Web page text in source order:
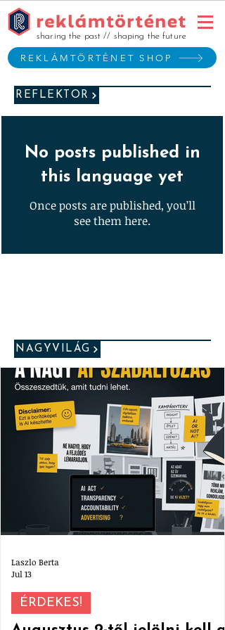
REKLÁMTÖRTÉNET SHOP
sharing the past // shaping the future
REFLEKTOR
No posts published in
this language yet
Once posts are published, you’ll
see them here.
NAGYVILÁG
ÉRDEKES!
Laszlo Berta
Jul 13